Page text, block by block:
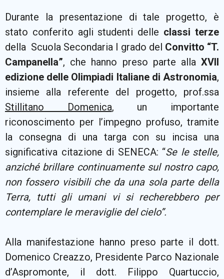
Durante la presentazione di tale progetto, è
stato conferito agli studenti delle classi terze
della Scuola Secondaria I grado del Convitto “T.
Campanella”, che hanno preso parte alla XVII
edizione delle Olimpiadi Italiane di Astronomia,
insieme alla referente del progetto, prof.ssa
Stillitano Domenica, un importante
riconoscimento per l’impegno profuso, tramite
la consegna di una targa con su incisa una
significativa citazione di SENECA: “Se le stelle,
anziché brillare continuamente sul nostro capo,
non fossero visibili che da una sola parte della
Terra, tutti gli umani vi si recherebbero per
contemplare le meraviglie del cielo”.
Alla manifestazione hanno preso parte il dott.
Domenico Creazzo, Presidente Parco Nazionale
d’Aspromonte, il dott. Filippo Quartuccio,